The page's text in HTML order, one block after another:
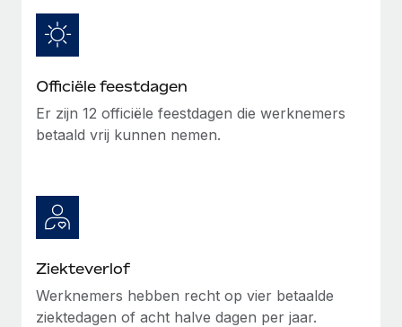
Stel snel compliant entiteiten op
Mobiliteit en overplaatsing
Secundaire arbeidsvoorwaarden
Eenvoudig secundaire arbeidsvoorwaarden
Belastingen
BLOG
Het blijft de missie van Remote om alle soorten bedrijven
Meer informatie
Officiële feestdagen
Er zijn 12 officiële feestdagen die werknemers
betaald vrij kunnen nemen.
Ziekteverlof
Werknemers hebben recht op vier betaalde
ziektedagen of acht halve dagen per jaar.